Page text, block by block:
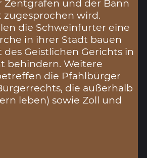
Zentgrafen und der Bann
zugesprochen wird.
die Schweinfurter eine
in ihrer Stadt bauen
Geistlichen Gerichts in
behindern. Weitere
die Pfahlbürger
die außerhalb
leben) sowie Zoll und